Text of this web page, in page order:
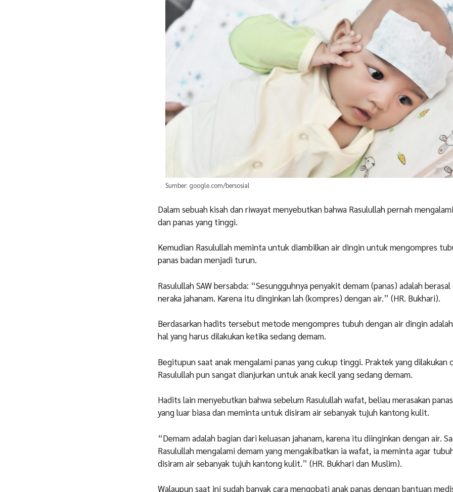
Sumber: google.com/bersosial
Dalam sebuah kisah dan riwayat menyebutkan bahwa Rasulullah pernah
dan panas yang tinggi.
Kemudian Rasulullah meminta untuk diambilkan air dingin untuk mengompres
panas badan menjadi turun.
Rasulullah SAW bersabda: “Sesungguhnya penyakit demam (panas) adalah berasal
neraka jahanam. Karena itu dinginkan lah (kompres) dengan air.” (HR. Bukhari).
Berdasarkan hadits tersebut metode mengompres tubuh dengan air dingin
hal yang harus dilakukan ketika sedang demam.
Begitupun saat anak mengalami panas yang cukup tinggi. Praktek yang dilakukan
Rasulullah pun sangat dianjurkan untuk anak kecil yang sedang demam.
Hadits lain menyebutkan bahwa sebelum Rasulullah wafat, beliau merasakan
yang luar biasa dan meminta untuk disiram air sebanyak tujuh kantong kulit.
“Demam adalah bagian dari keluasan jahanam, karena itu diinginkan dengan air.
Rasulullah mengalami demam yang mengakibatkan ia wafat, ia meminta agar
disiram air sebanyak tujuh kantong kulit.” (HR. Bukhari dan Muslim).
Walaupun saat ini sudah banyak cara mengobati anak panas dengan bantuan